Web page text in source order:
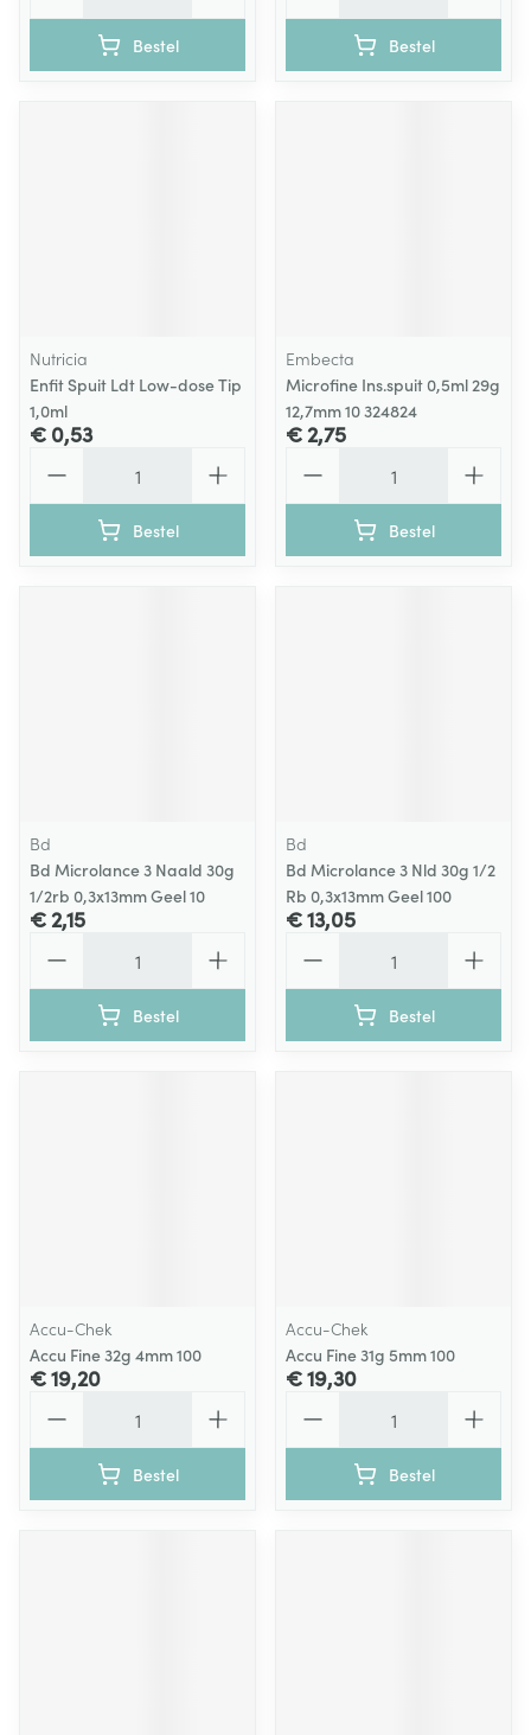
Bestel Bestel
Nutricia
Enfit Spuit Ldt Low-dose Tip
1,0ml
€ 0,53
Bestel
Embecta
Microfine Ins.spuit 0,5ml 29g
12,7mm 10 324824
€ 2,75
Bestel
Bd
Bd Microlance 3 Naald 30g
1/2rb 0,3x13mm Geel 10
€ 2,15
Bestel
Bd
Bd Microlance 3 Nld 30g 1/2
Rb 0,3x13mm Geel 100
€ 13,05
Bestel
Accu-Chek
Accu Fine 32g 4mm 100
€ 19,20
Bestel
Accu-Chek
Accu Fine 31g 5mm 100
€ 19,30
Bestel